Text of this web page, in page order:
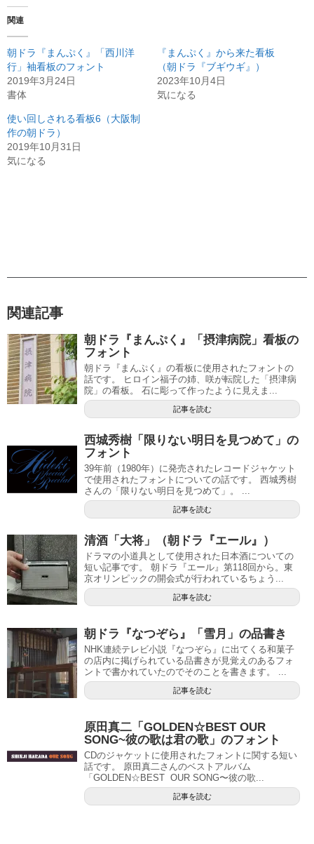
関連
朝ドラ『まんぷく』「西川洋
行」袖看板のフォント
2019年3月24日
書体
『まんぷく』から来た看板
（朝ドラ『ブギウギ』）
2023年10月4日
気になる
使い回しされる看板6（大阪制
作の朝ドラ）
2019年10月31日
気になる
関連記事
朝ドラ『まんぷく』「摂津病院」看板の
フォント
朝ドラ『まんぷく』の看板に使用されたフォントの
話です。 ヒロイン福子の姉、咲が転院した「摂津病
院」の看板。 石に彫って作ったように見えま...
記事を読む
西城秀樹「限りない明日を見つめて」の
フォント
39年前（1980年）に発売されたレコードジャケット
で使用されたフォントについての話です。 西城秀樹
さんの「限りない明日を見つめて」。 ...
記事を読む
清酒「大将」（朝ドラ『エール』）
ドラマの小道具として使用された日本酒についての
短い記事です。 朝ドラ『エール』第118回から。東
京オリンピックの開会式が行われているちょう...
記事を読む
朝ドラ『なつぞら』「雪月」の品書き
NHK連続テレビ小説『なつぞら』に出てくる和菓子
の店内に掲げられている品書きが見覚えのあるフォ
ントで書かれていたのでそのことを書きます。 ...
記事を読む
原田真二「GOLDEN☆BEST OUR
SONG~彼の歌は君の歌」のフォント
CDのジャケットに使用されたフォントに関する短い
話です。 原田真二さんのベストアルバム
「GOLDEN☆BEST OUR SONG〜彼の歌...
記事を読む